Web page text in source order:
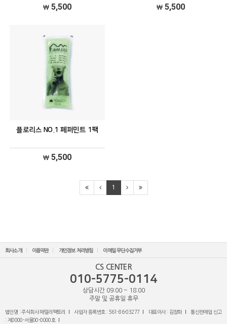
5,500 5,500
플로리스 NO.1 페퍼민트 1팩
5,500
1
회사소개 이용약관 개인정보 처리방침 이메일 무단수집거부
CS CENTER
010-5775-0114
상담시간 09:00 ~ 18:00
주말 및 공휴일 휴무
법인명 : 주식회사 패밀리팩토리 사업자 등록번호 : 561-86-03277 대표이사 : 김창화
통신판매업 신고
: 제0000-서울00-0000호